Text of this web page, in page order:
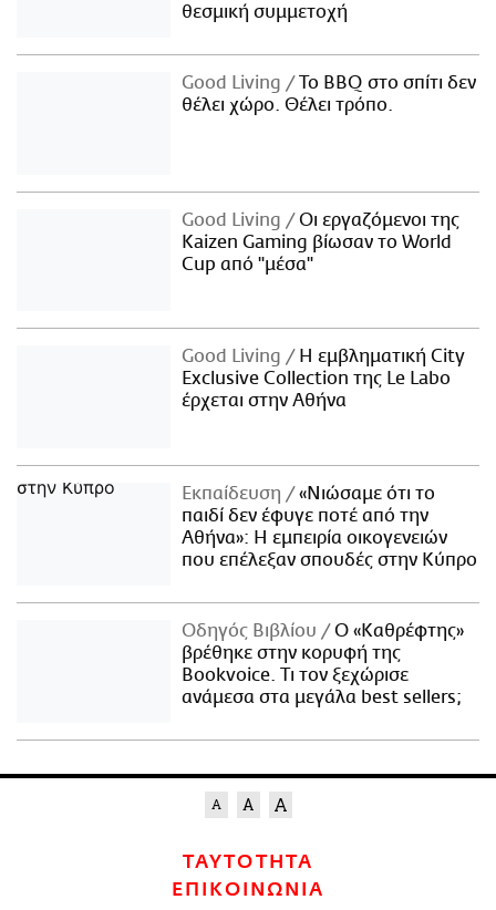
θεσμική συμμετοχή
Good Living
Το BBQ στο σπίτι δεν
θέλει χώρο. Θέλει τρόπο.
Good Living
Οι εργαζόμενοι της
Kaizen Gaming βίωσαν το World
Cup από "μέσα"
Good Living
Η εμβληματική City
Exclusive Collection της Le Labo
έρχεται στην Αθήνα
Εκπαίδευση
«Νιώσαμε ότι το
παιδί δεν έφυγε ποτέ από την
Αθήνα»: Η εμπειρία οικογενειών
που επέλεξαν σπουδές στην Κύπρο
Οδηγός Βιβλίου
Ο «Καθρέφτης»
βρέθηκε στην κορυφή της
Bookvoice. Τι τον ξεχώρισε
ανάμεσα στα μεγάλα best sellers;
ΤΑΥΤΟΤΗΤΑ
ΕΠΙΚΟΙΝΩΝΙΑ